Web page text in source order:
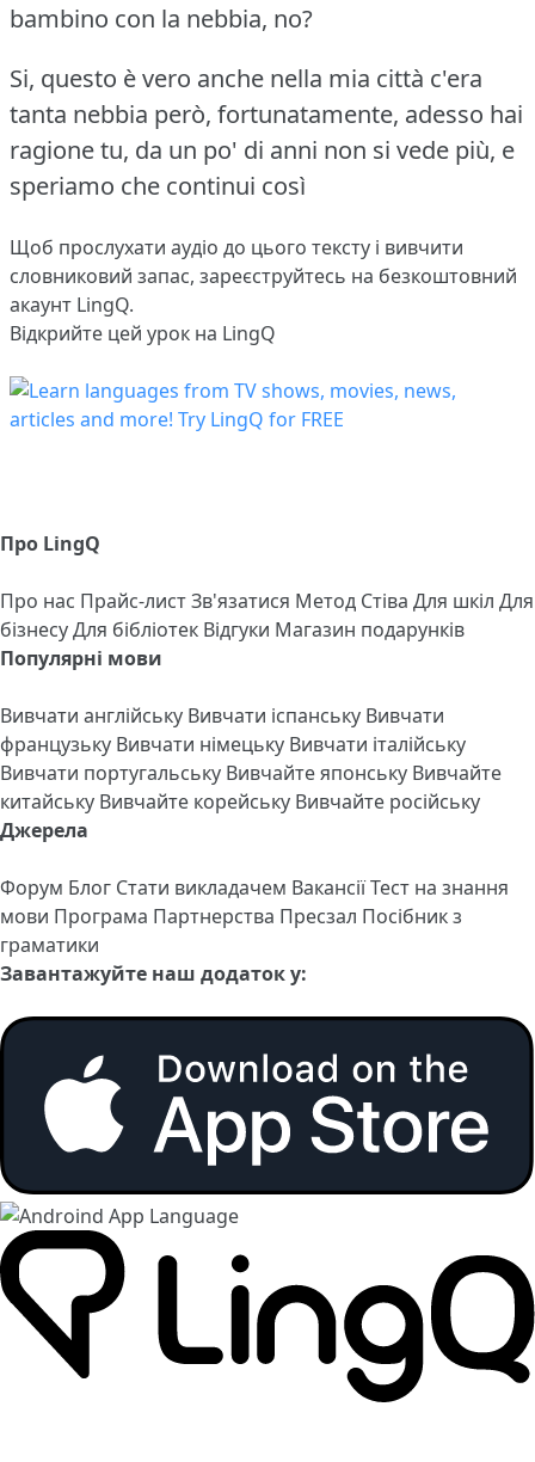
bambino con la nebbia, no?
Si, questo è vero anche nella mia città c'era
tanta nebbia però, fortunatamente, adesso hai
ragione tu, da un po' di anni non si vede più, e
speriamo che continui così
Щоб прослухати аудіо до цього тексту і вивчити
словниковий запас, зареєструйтесь на безкоштовний
акаунт LingQ.
Відкрийте цей урок на LingQ
Про LingQ
Про нас Прайс-листЗв'язатися Метод Стіва Для шкіл Для
бізнесуДля бібліотек Відгуки Магазин подарунків
Популярні мови
Вивчати англійську Вивчати іспанську Вивчати
французьку Вивчати німецьку Вивчати італійську
Вивчати португальську Вивчайте японську Вивчайте
китайську Вивчайте корейську Вивчайте російську
Джерела
Форум Блог Стати викладачем ВакансіїТест на знання
мови Програма Партнерства Пресзал Посібник з
граматики
Завантажуйте наш додаток у: